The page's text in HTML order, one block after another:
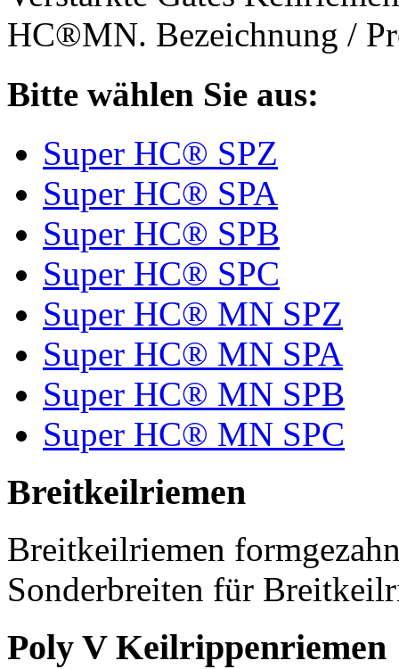
HC®MN. Bezeichnung /
Bitte wählen Sie aus:
Super HC® SPZ
Super HC® SPA
Super HC® SPB
Super HC® SPC
Super HC® MN SPZ
Super HC® MN SPA
Super HC® MN SPB
Super HC® MN SPC
Breitkeilriemen
Breitkeilriemen
Sonderbreiten für
Poly V Keilrippenriemen